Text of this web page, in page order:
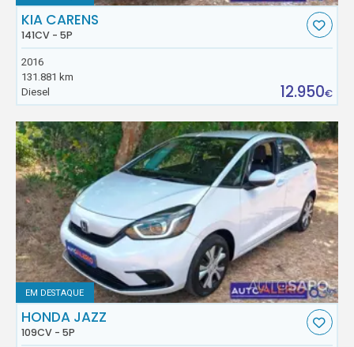
KIA CARENS
141CV - 5P
2016
131.881 km
Diesel
12.950€
EM DESTAQUE
HONDA JAZZ
109CV - 5P